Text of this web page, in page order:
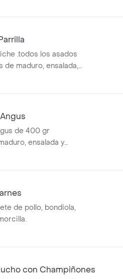
.todos los asados
de maduro, ensalada,
de 400 gr
ensalada y
de pollo, bondiola,
con Champiñones